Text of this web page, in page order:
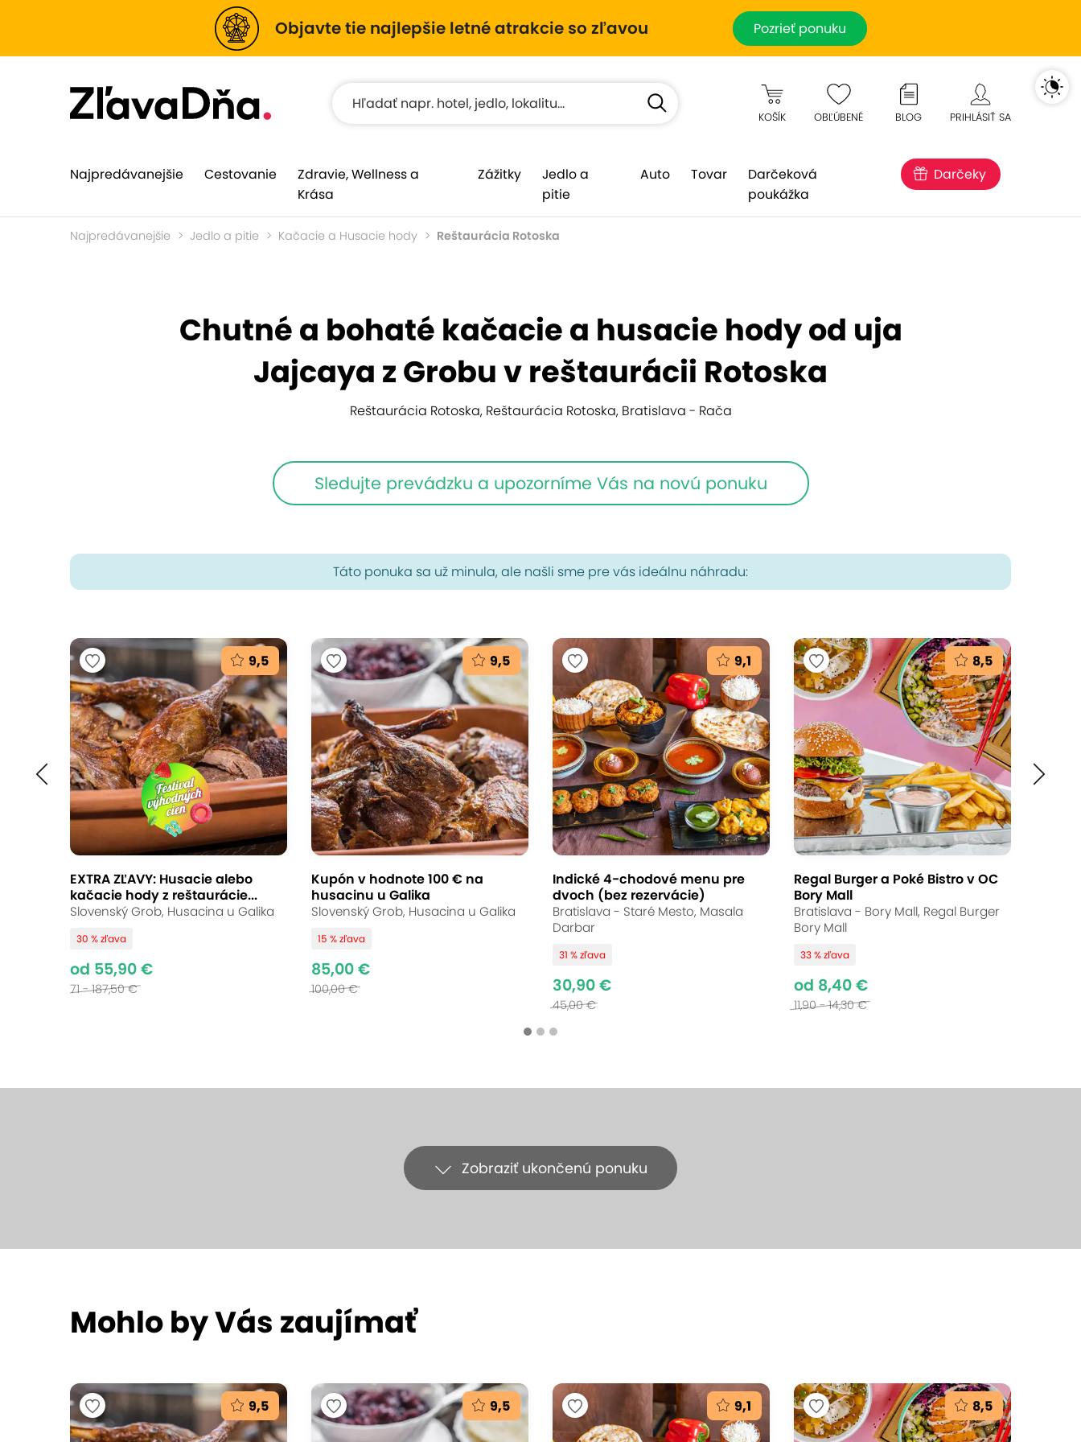
Objavte tie najlepšie letné atrakcie so zľavou Pozrieť ponuku
KOŠÍK OBĽÚBENÉ BLOG PRIHLÁSIŤ SA
Najpredávanejšie Cestovanie
Zdravie, Wellness a
Krása
Zážitky
Jedlo a
pitie
Auto Tovar
Darčeková
poukážka
Darčeky
Najpredávanejšie Jedlo a pitie Kačacie a Husacie hody Reštaurácia Rotoska
Chutné a bohaté kačacie a husacie hody od uja
Jajcaya z Grobu v reštaurácii Rotoska
Reštaurácia Rotoska, Reštaurácia Rotoska, Bratislava - Rača
Sledujte prevádzku a upozorníme Vás na novú ponuku
Táto ponuka sa už minula, ale našli sme pre vás ideálnu náhradu:
9,5
EXTRA ZĽAVY: Husacie alebo
kačacie hody z reštaurácie...
Slovenský Grob, Husacina u Galika
30 % zľava
od 55,90 €
71 - 187,50 €
9,5
Kupón v hodnote 100 € na
husacinu u Galika
Slovenský Grob, Husacina u Galika
15 % zľava
85,00 €
100,00 €
9,1
Indické 4-chodové menu pre
dvoch (bez rezervácie)
Bratislava - Staré Mesto, Masala
Darbar
31 % zľava
30,90 €
45,00 €
8,5
Regal Burger a Poké Bistro v OC
Bory Mall
Bratislava - Bory Mall, Regal Burger
Bory Mall
33 % zľava
od 8,40 €
11,90 - 14,30 €
Zobraziť ukončenú ponuku
Mohlo by Vás zaujímať
9,5 9,5 9,1 8,5